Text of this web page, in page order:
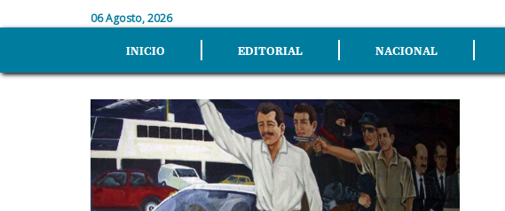
06 Agosto, 2026
INICIO EDITORIAL NACIONAL